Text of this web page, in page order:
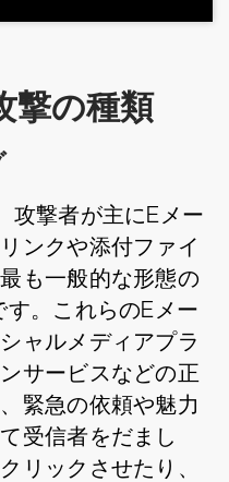
撃の種類
攻撃者が主にEメー
ンクや添付ファイ
も一般的な形態の
す。これらのEメー
ャルメディアプラ
サービスなどの正
緊急の依頼や魅力
受信者をだまし
リックさせたり、